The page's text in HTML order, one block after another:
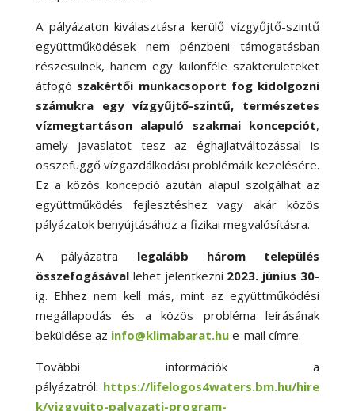
A pályázaton kiválasztásra kerülő vízgyűjtő-szintű
együttműködések nem pénzbeni támogatásban
részesülnek, hanem egy különféle szakterületeket
átfogó szakértői munkacsoport fog kidolgozni
számukra egy vízgyűjtő-szintű, természetes
vízmegtartáson alapuló szakmai koncepciót,
amely javaslatot tesz az éghajlatváltozással is
összefüggő vízgazdálkodási problémáik kezelésére.
Ez a közös koncepció azután alapul szolgálhat az
együttműködés fejlesztéshez vagy akár közös
pályázatok benyújtásához a fizikai megvalósításra.
A pályázatra legalább három település
összefogásávallehet jelentkezni 2023. június 30-
ig. Ehhez nem kell más, mint az együttműködési
megállapodás és a közös probléma leírásának
beküldése az info@klimabarat.hu e-mail címre.
További információk a
pályázatról: https://lifelogos4waters.bm.hu/hire
k/vizgyujto-palyazati-program-